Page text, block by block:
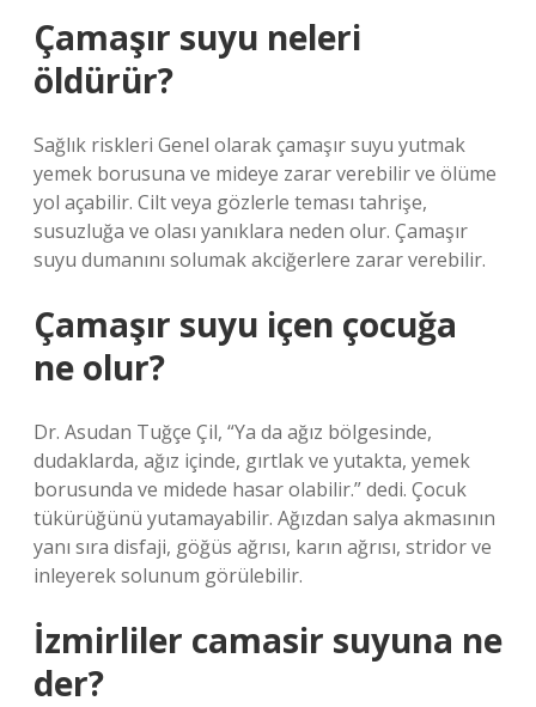
Çamaşır suyu neleri
öldürür?
Sağlık riskleri Genel olarak çamaşır suyu yutmak
yemek borusuna ve mideye zarar verebilir ve ölüme
yol açabilir. Cilt veya gözlerle teması tahrişe,
susuzluğa ve olası yanıklara neden olur. Çamaşır
suyu dumanını solumak akciğerlere zarar verebilir.
Çamaşır suyu içen çocuğa
ne olur?
Dr. Asudan Tuğçe Çil, “Ya da ağız bölgesinde,
dudaklarda, ağız içinde, gırtlak ve yutakta, yemek
borusunda ve midede hasar olabilir.” dedi. Çocuk
tükürüğünü yutamayabilir. Ağızdan salya akmasının
yanı sıra disfaji, göğüs ağrısı, karın ağrısı, stridor ve
inleyerek solunum görülebilir.
İzmirliler camasir suyuna ne
der?